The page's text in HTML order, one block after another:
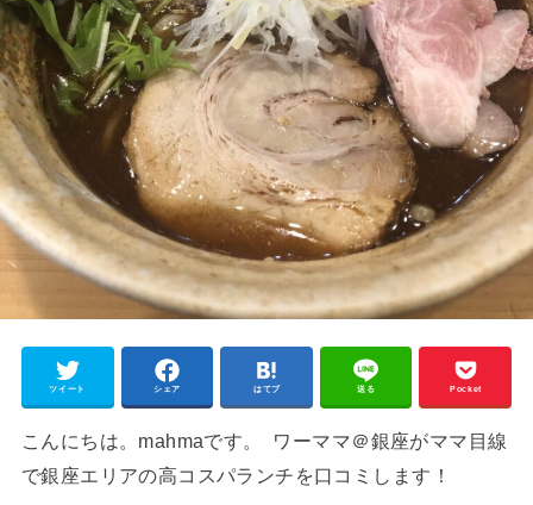
ツイート シェア はてブ 送る Pocket
こんにちは。mahmaです。 ワーママ＠銀座がママ目線
で銀座エリアの高コスパランチを口コミします！